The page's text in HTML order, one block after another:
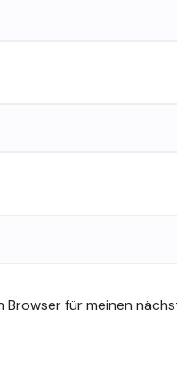
für meinen